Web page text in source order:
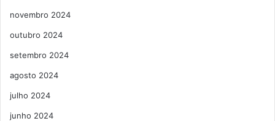
novembro 2024
outubro 2024
setembro 2024
agosto 2024
julho 2024
junho 2024